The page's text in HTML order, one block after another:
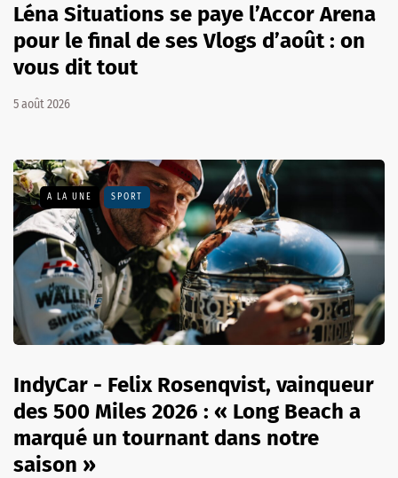
Léna Situations se paye l’Accor Arena
pour le final de ses Vlogs d’août : on
vous dit tout
5 août 2026
A LA UNE SPORT
IndyCar - Felix Rosenqvist, vainqueur
des 500 Miles 2026 : « Long Beach a
marqué un tournant dans notre
saison »